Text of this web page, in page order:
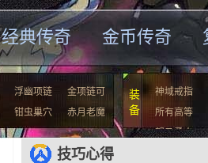
经典传奇 金币传奇
浮幽项链
金项链可
钳虫巢穴 赤月老魔
装
备
神域戒指
所有高等
驽马勇士
技巧心得